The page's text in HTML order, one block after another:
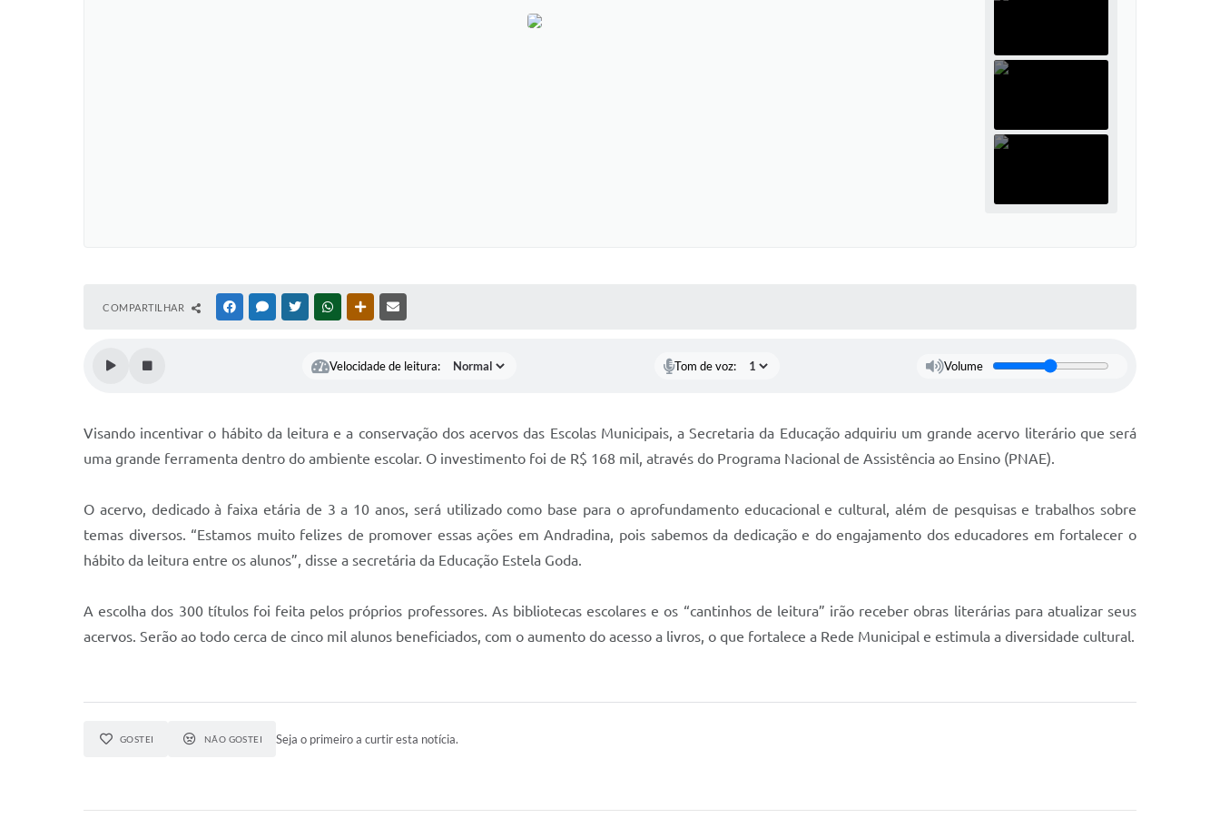
COMPARTILHAR FACEBOOKMESSENGER
TWITTERWHATSAPPOUTRAS MÍDIAS
Velocidade de leitura: Tom de voz: Volume
Visando incentivar o hábito da leitura e a conservação dos acervos das Escolas Municipais, a Secretaria da Educação adquiriu um grande acervo literário que será
uma grande ferramenta dentro do ambiente escolar. O investimento foi de R$ 168 mil, através do Programa Nacional de Assistência ao Ensino (PNAE).
O acervo, dedicado à faixa etária de 3 a 10 anos, será utilizado como base para o aprofundamento educacional e cultural, além de pesquisas e trabalhos sobre
temas diversos. “Estamos muito felizes de promover essas ações em Andradina, pois sabemos da dedicação e do engajamento dos educadores em fortalecer o
hábito da leitura entre os alunos”, disse a secretária da Educação Estela Goda.
A escolha dos 300 títulos foi feita pelos próprios professores. As bibliotecas escolares e os “cantinhos de leitura” irão receber obras literárias para atualizar seus
acervos. Serão ao todo cerca de cinco mil alunos beneficiados, com o aumento do acesso a livros, o que fortalece a Rede Municipal e estimula a diversidade cultural.
GOSTEI NÃO GOSTEI Seja o primeiro a curtir esta notícia.